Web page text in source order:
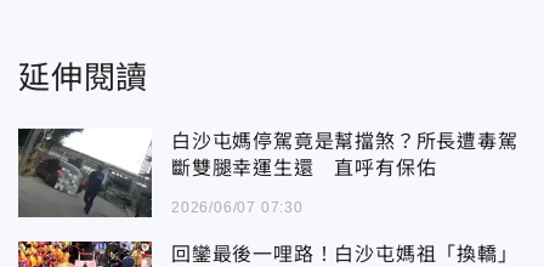
延伸閱讀
白沙屯媽停駕竟是幫擋煞？所長遭毒駕
斷雙腿幸運生還 直呼有保佑
2026/06/07 07:30
回鑾最後一哩路！白沙屯媽祖「換轎」